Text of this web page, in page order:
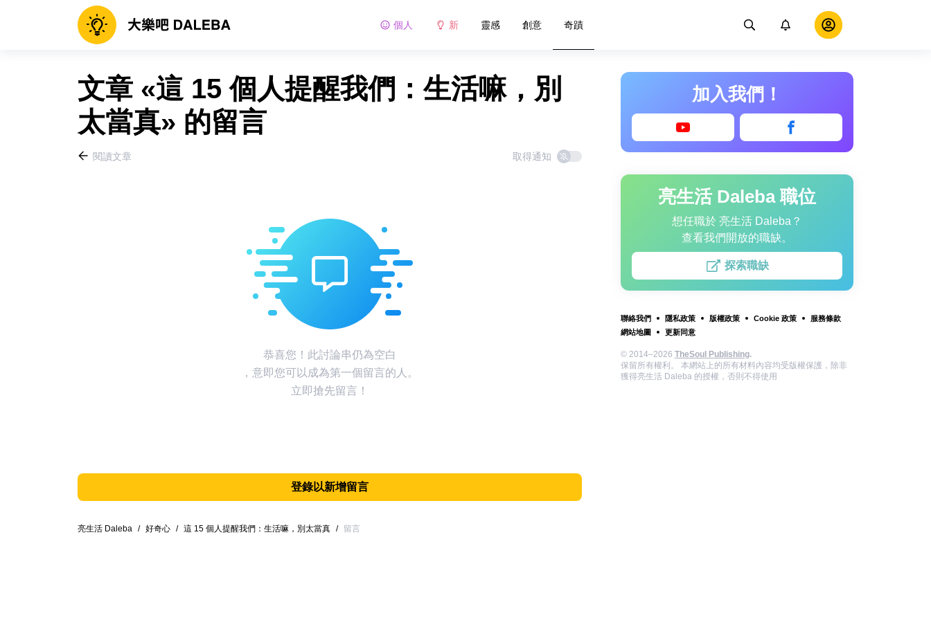
個人 新 靈感 創意 奇蹟
加入我們！
亮生活 Daleba 職位
想任職於 亮生活 Daleba？
查看我們開放的職缺。
探索職缺
聯絡我們 隱私政策 版權政策 Cookie 政策
服務條款
網站地圖
更新同意
© 2014–2026 TheSoul Publishing.
保留所有權利。 本網站上的所有材料內容均受版權保護，除非
獲得亮生活 Daleba 的授權，否則不得使用
文章 «這 15 個人提醒我們：生活嘛，別
太當真» 的留言
閱讀文章 取得通知
恭喜您！此討論串仍為空白
，意即您可以成為第一個留言的人。
立即搶先留言！
登錄以新增留言
亮生活 Daleba / 好奇心 / 這 15 個人提醒我們：生活嘛，別太當真 / 留言